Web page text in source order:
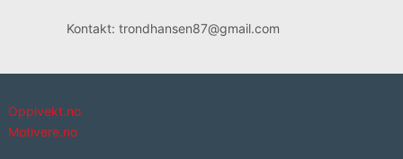
Kontakt: trondhansen87@gmail.com
Oppivekt.no
Motivere.no